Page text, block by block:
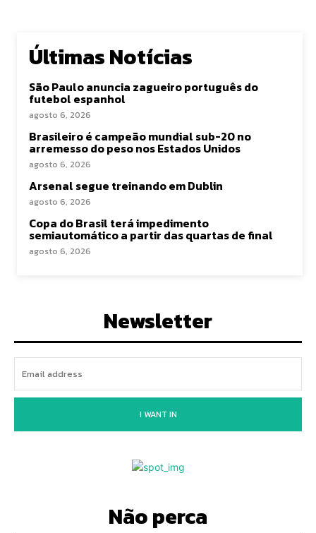
Últimas Notícias
São Paulo anuncia zagueiro português do
futebol espanhol
agosto 6, 2026
Brasileiro é campeão mundial sub-20 no
arremesso do peso nos Estados Unidos
agosto 6, 2026
Arsenal segue treinando em Dublin
agosto 6, 2026
Copa do Brasil terá impedimento
semiautomático a partir das quartas de final
agosto 6, 2026
Newsletter
I WANT IN
Não perca